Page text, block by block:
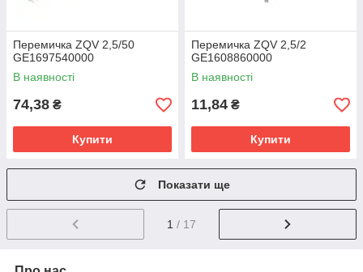
Перемичка ZQV 2,5/50
GE1697540000
В наявності
74,38 ₴
Купити
Перемичка ZQV 2,5/2
GE1608860000
В наявності
11,84 ₴
Купити
Показати ще
1 / 17